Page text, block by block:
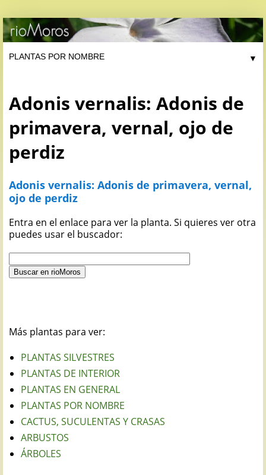
▼
Adonis vernalis: Adonis de
primavera, vernal, ojo de
perdiz
Adonis vernalis: Adonis de primavera, vernal,
ojo de perdiz
Entra en el enlace para ver la planta. Si quieres ver otra
puedes usar el buscador:
Más plantas para ver:
PLANTAS SILVESTRES
PLANTAS DE INTERIOR
PLANTAS EN GENERAL
PLANTAS POR NOMBRE
CACTUS, SUCULENTAS Y CRASAS
ARBUSTOS
ÁRBOLES